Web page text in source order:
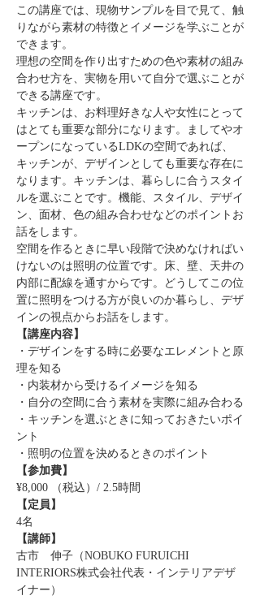
この講座では、現物サンプルを目で見て、触
りながら素材の特徴とイメージを学ぶことが
できます。
理想の空間を作り出すための色や素材の組み
合わせ方を、実物を用いて自分で選ぶことが
できる講座です。
キッチンは、お料理好きな人や女性にとって
はとても重要な部分になります。ましてやオ
ープンになっているLDKの空間であれば、
キッチンが、デザインとしても重要な存在に
なります。キッチンは、暮らしに合うスタイ
ルを選ぶことです。機能、スタイル、デザイ
ン、面材、色の組み合わせなどのポイントお
話をします。
空間を作るときに早い段階で決めなければい
けないのは照明の位置です。床、壁、天井の
内部に配線を通すからです。どうしてこの位
置に照明をつける方が良いのか暮らし、デザ
インの視点からお話をします。
【講座内容】
・デザインをする時に必要なエレメントと原
理を知る
・内装材から受けるイメージを知る
・自分の空間に合う素材を実際に組み合わる
・キッチンを選ぶときに知っておきたいポイ
ント
・照明の位置を決めるときのポイント
【参加費】
¥8,000 （税込）/ 2.5時間
【定員】
4名
【講師】
古市　伸子（NOBUKO FURUICHI
INTERIORS株式会社代表・インテリアデザ
イナー）